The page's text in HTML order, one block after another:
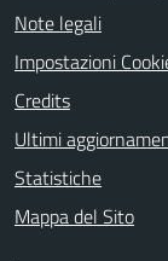
Note legali
Impostazioni
Credits
Ultimi
Statistiche
Mappa del Sito